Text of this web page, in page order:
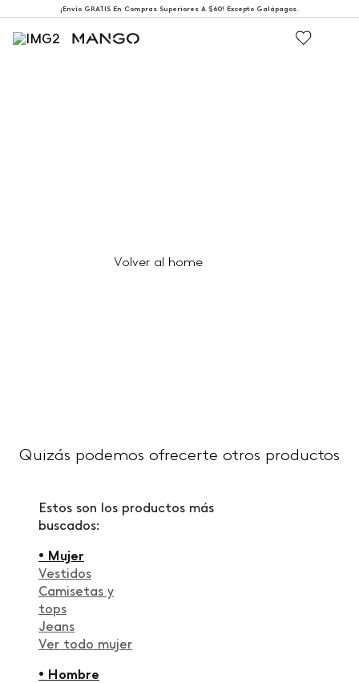
¡Envío GRATIS En Compras Superiores A $60! Excepto Galápagos.
Volver al home
Quizás podemos ofrecerte otros productos
Estos son los productos más
buscados:
• Mujer
Vestidos
Camisetas y
tops
Jeans
Ver todo mujer
• Hombre